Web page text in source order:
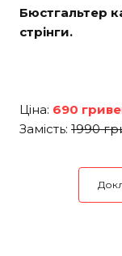
Бюстгальтер
стрінги.
Ціна: 690
Замість: 1990